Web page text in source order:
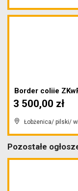
Border coliie
Łobżenica/ pilski/
3 500,00 zł
Pozostałe